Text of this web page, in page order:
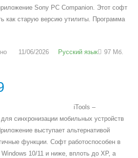
Sony PC Companion. Этот софт
как старую версию утилиты. Программа
11/06/2026 Русский язык 97 Мб.
iTools –
синхронизации мобильных устройств
выступает альтернативой
функции. Софт работоспособен в
10/11 и ниже, вплоть до XP, а